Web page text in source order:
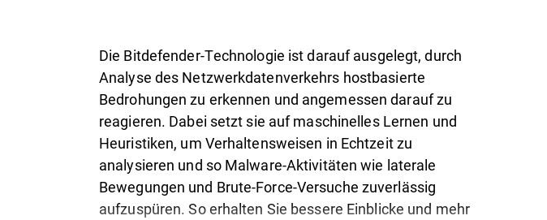
Die Bitdefender-Technologie ist darauf ausgelegt, durch
Analyse des Netzwerkdatenverkehrs hostbasierte
Bedrohungen zu erkennen und angemessen darauf zu
reagieren. Dabei setzt sie auf maschinelles Lernen und
Heuristiken, um Verhaltensweisen in Echtzeit zu
analysieren und so Malware-Aktivitäten wie laterale
Bewegungen und Brute-Force-Versuche zuverlässig
aufzuspüren. So erhalten Sie bessere Einblicke und mehr